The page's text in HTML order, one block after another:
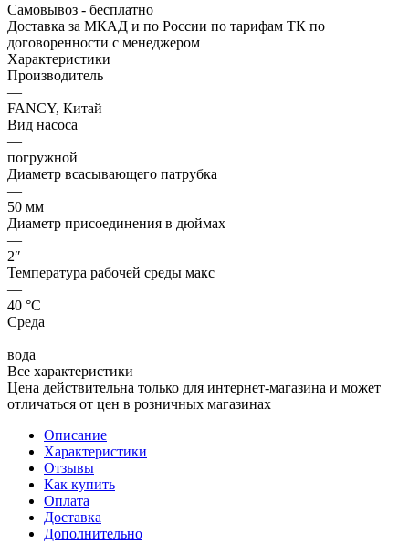
Самовывоз - бесплатно
Доставка за МКАД и по России по тарифам ТК по
договоренности с менеджером
Характеристики
Производитель
—
FANCY, Китай
Вид насоса
—
погружной
Диаметр всасывающего патрубка
—
50 мм
Диаметр присоединения в дюймах
—
2″
Температура рабочей среды макс
—
40 °С
Среда
—
вода
Все характеристики
Цена действительна только для интернет-магазина и может
отличаться от цен в розничных магазинах
Описание
Характеристики
Отзывы
Как купить
Оплата
Доставка
Дополнительно